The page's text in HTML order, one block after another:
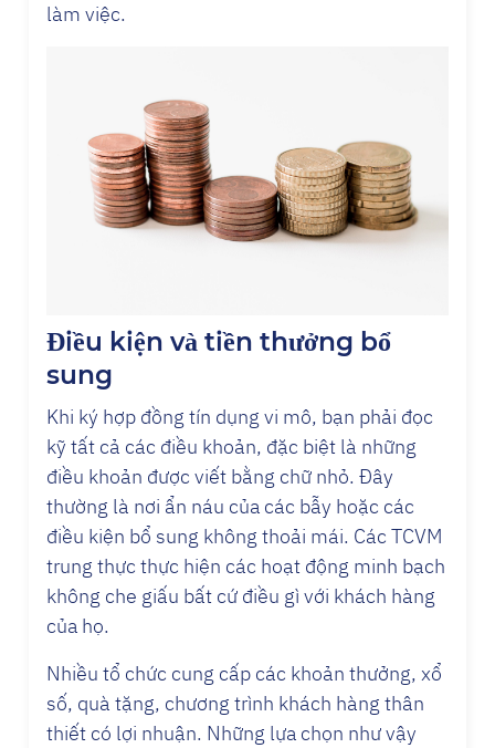
làm việc.
Điều kiện và tiền thưởng bổ
sung
Khi ký hợp đồng tín dụng vi mô, bạn phải đọc
kỹ tất cả các điều khoản, đặc biệt là những
điều khoản được viết bằng chữ nhỏ. Đây
thường là nơi ẩn náu của các bẫy hoặc các
điều kiện bổ sung không thoải mái. Các TCVM
trung thực thực hiện các hoạt động minh bạch
không che giấu bất cứ điều gì với khách hàng
của họ.
Nhiều tổ chức cung cấp các khoản thưởng, xổ
số, quà tặng, chương trình khách hàng thân
thiết có lợi nhuận. Những lựa chọn như vậy